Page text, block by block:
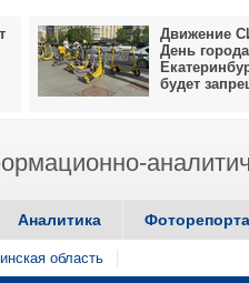
Движение
День города
будет
Аналитика
область